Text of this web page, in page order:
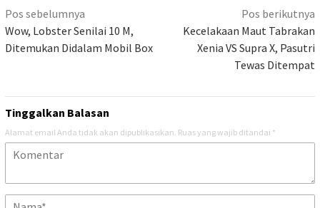
Navigasi
pos
Pos sebelumnya
Wow, Lobster Senilai 10 M,
Ditemukan Didalam Mobil Box
Pos berikutnya
Kecelakaan Maut Tabrakan
Xenia VS Supra X, Pasutri
Tewas Ditempat
Tinggalkan Balasan
Alamat email Anda tidak akan dipublikasikan. Ruas yang wajib ditandai *